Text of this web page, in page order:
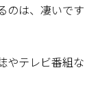
のは、凄いです
やテレビ番組な